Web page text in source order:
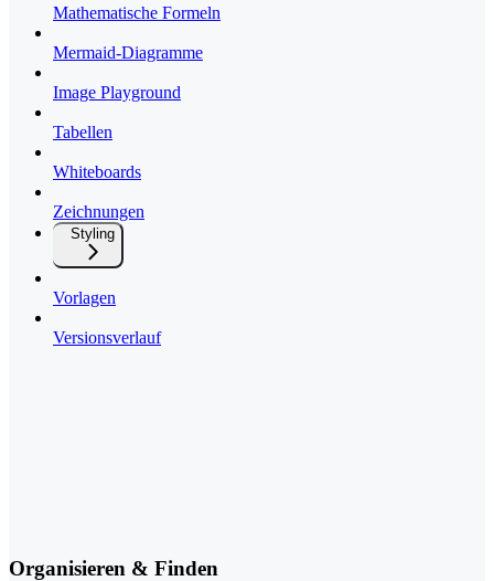
Mathematische Formeln
Mermaid-Diagramme
Image Playground
Tabellen
Whiteboards
Zeichnungen
Styling
Vorlagen
Versionsverlauf
Organisieren & Finden